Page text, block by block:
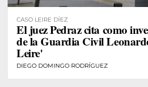
CASO LEIRE DÍEZ
El juez Pedraz cita como
de la Guardia Civil
Leire'
DIEGO DOMINGO RODRÍGUEZ